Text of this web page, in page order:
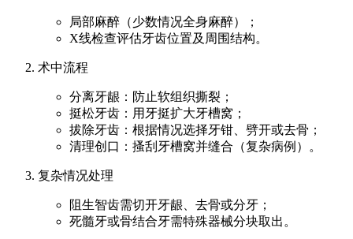
局部麻醉（少数情况全身麻醉）；
X线检查评估牙齿位置及周围结构。
术中流程
分离牙龈：防止软组织撕裂；
挺松牙齿：用牙挺扩大牙槽窝；
拔除牙齿：根据情况选择牙钳、劈开或去骨；
清理创口：搔刮牙槽窝并缝合（复杂病例）。
复杂情况处理
阻生智齿需切开牙龈、去骨或分牙；
死髓牙或骨结合牙需特殊器械分块取出。